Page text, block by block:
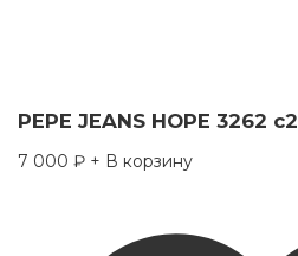
PEPE JEANS HOPE 3262 c2
7 000 ₽ + В корзину